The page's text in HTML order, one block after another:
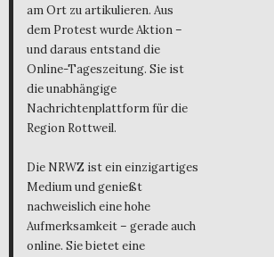
am Ort zu artikulieren. Aus
dem Protest wurde Aktion –
und daraus entstand die
Online-Tageszeitung. Sie ist
die unabhängige
Nachrichtenplattform für die
Region Rottweil.
Die NRWZ ist ein einzigartiges
Medium und genießt
nachweislich eine hohe
Aufmerksamkeit – gerade auch
online. Sie bietet eine